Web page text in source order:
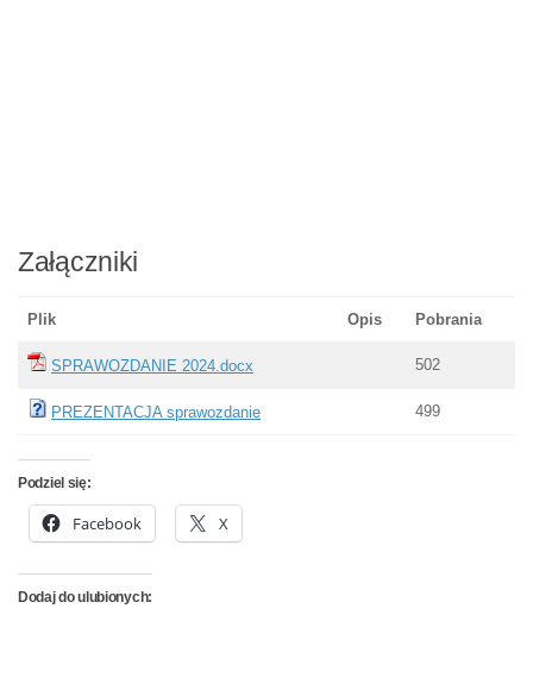
Załączniki
Plik Opis Pobrania
SPRAWOZDANIE 2024.docx 502
PREZENTACJA sprawozdanie 499
Podziel się:
Facebook X
Dodaj do ulubionych: